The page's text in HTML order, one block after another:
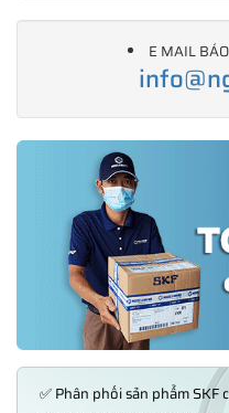
E MAIL
✅ Phân phối sản phẩm SKF